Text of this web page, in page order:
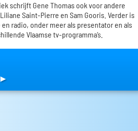
schrijft Gene Thomas ook voor andere
Saint-Pierre en Sam Gooris. Verder is
radio, onder meer als presentator en als
Vlaamse tv-programma’s.